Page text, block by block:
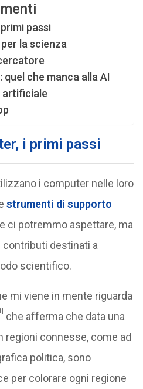
passi
la scienza
che manca alla AI
artificiale
i primi passi
i computer nelle loro
strumenti di supporto
ci potremmo aspettare, ma
contributi destinati a
scientifico.
mi viene in mente riguarda
che afferma che data una
regioni connesse, come ad
politica, sono
per colorare ogni regione